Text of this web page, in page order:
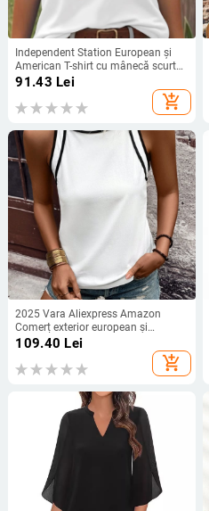
Independent Station European și
American T-shirt cu mânecă scurtă
pentru femei, imprimare leopardă
cu cireșe, guler rotund, mânecă
scurtă, tricou de mărime mare,
91.43 Lei
add_shopping_cart
2025 Vara Aliexpress Amazon
Comerț exterior european și
american transfrontalier fără
mâneci casual Patchwork top
tricou cu guler pătrat fără mâneci
109.40 Lei
add_shopping_cart